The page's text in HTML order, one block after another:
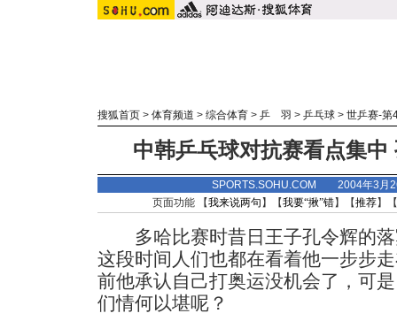
搜狐首页 > 体育频道 > 综合体育 > 乒 羽 > 乒乓球 > 世乒赛-第
中韩乒乓球对抗赛看点集
SPORTS.SOHU.COM 2004年3
页面功能 【我来说两句 】【我要“揪”错】【推荐】
多哈比赛时昔日王子孔令辉的落
这段时间人们也都在看着他一步步
前他承认自己打奥运没机会了，可
们情何以堪呢？